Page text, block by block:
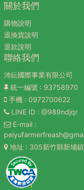
關於我們
購物說明
退換貨說明
退款說明
聯絡我們
沛紜國際事業有限公司
統一編號 : 93758970
手機 : 0972700622
LINE ID: @989ndjqr
E-mail:
地址 : 305新竹縣新埔